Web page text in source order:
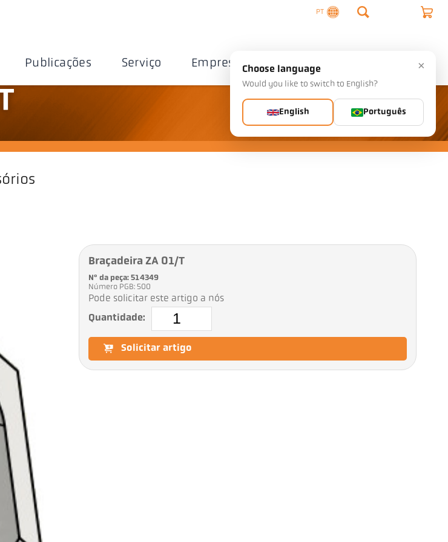
PT
Publicações Serviço Empresa Contacto
Braçadeira ZA 01/T
Nº da peça: 514349
Número PGB: 500
Pode solicitar este artigo a nós
Quantidade:
Solicitar artigo
×
Choose language
Would you like to switch to English?
English Português